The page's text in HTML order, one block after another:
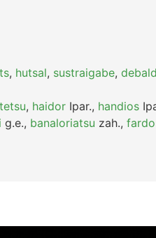
, hutsal, sustraigabe,
, haidor Ipar., handios
g.e., banaloriatsu zah., fardo